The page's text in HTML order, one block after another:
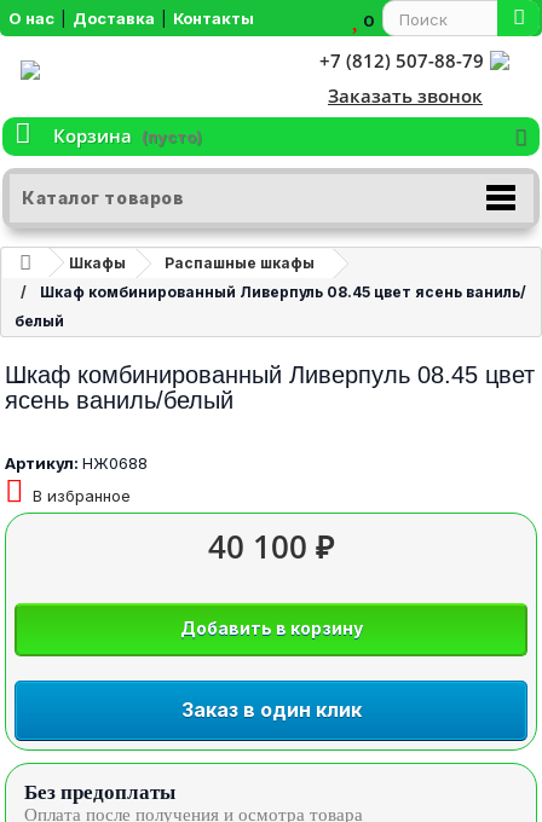
О нас Доставка Контакты 0
+7 (812) 507-88-79
Заказать звонок
Корзина
(пусто)
Каталог товаров
Шкафы
Распашные шкафы
Шкаф комбинированный Ливерпуль 08.45 цвет ясень ваниль/
белый
Шкаф комбинированный Ливерпуль 08.45 цвет
ясень ваниль/белый
Артикул: НЖ0688
В избранное
40 100 ₽
Добавить в корзину
Заказ в один клик
Без предоплаты
Оплата после получения и осмотра товара